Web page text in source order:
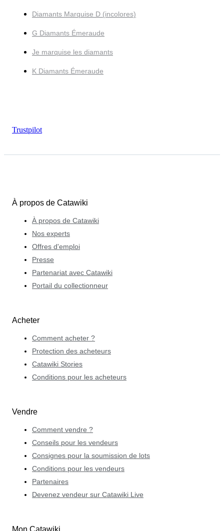
Diamants Marquise D (incolores)
G Diamants Émeraude
Je marquise les diamants
K Diamants Émeraude
Trustpilot
À propos de Catawiki
À propos de Catawiki
Nos experts
Offres d'emploi
Presse
Partenariat avec Catawiki
Portail du collectionneur
Acheter
Comment acheter ?
Protection des acheteurs
Catawiki Stories
Conditions pour les acheteurs
Vendre
Comment vendre ?
Conseils pour les vendeurs
Consignes pour la soumission de lots
Conditions pour les vendeurs
Partenaires
Devenez vendeur sur Catawiki Live